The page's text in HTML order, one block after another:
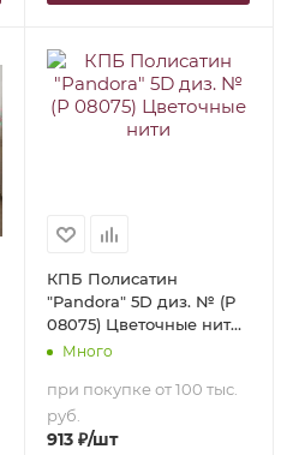
КПБ Полисатин
"Pandora" 5D диз. № (Р
08075) Цветочные нити
(2,0-сп. с
Много
при покупке от 100 тыс.
руб.
913₽/шт